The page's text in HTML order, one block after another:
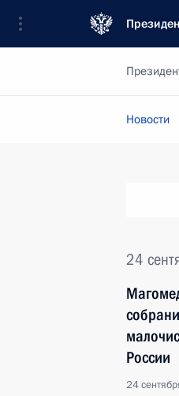
Новости
24
России
24